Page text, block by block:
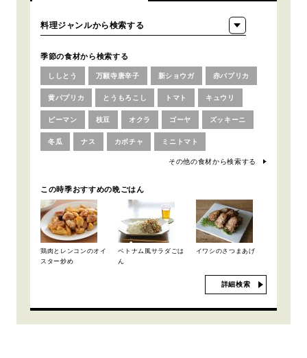
季節の食材から検索する
ししとう 万願寺唐辛子 新ショウガ 赤パプリカ
黄パプリカ とうもろこし トマト キュウリ
ピーマン 枝豆 オクラ ゴーヤ ズッキーニ
冬瓜 ナス カボチャ ミニトマト
その他の食材から検索する
この時季おすすめの晩ごはん
鶏肉とレンコンのオイ
スター炒め
ベトナム風サラダごは
ん
イワシのさつまあげ
詳細検索